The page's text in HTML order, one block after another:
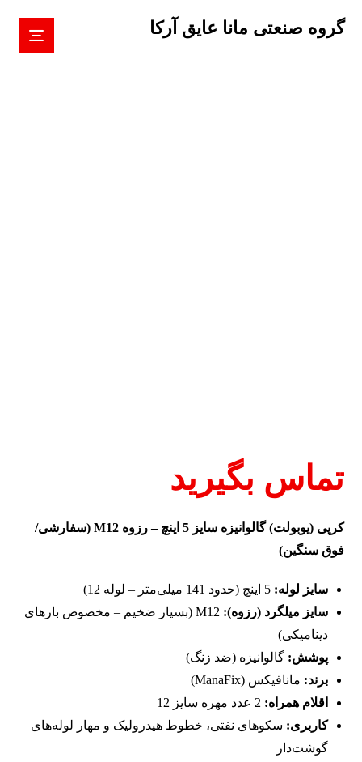
گروه صنعتی مانا عایق آرکا
تماس بگیرید
کرپی (یوبولت) گالوانیزه سایز 5 اینچ – رزوه M12 (سفارشی/
فوق سنگین)
سایز لوله: 5 اینچ (حدود 141 میلی‌متر – لوله 12)
سایز میلگرد (رزوه):
M12 (بسیار ضخیم – مخصوص بارهای
دینامیکی)
پوشش: گالوانیزه (ضد زنگ)
برند: مانافیکس (ManaFix)
اقلام همراه:
کاربری: سکوهای نفتی، خطوط هیدرولیک و مهار لوله‌های
گوشت‌دار